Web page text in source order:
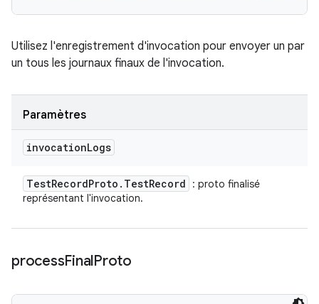
Utilisez l'enregistrement d'invocation pour envoyer un par
un tous les journaux finaux de l'invocation.
Paramètres
invocationLogs
TestRecordProto . TestRecord
: proto finalisé
représentant l'invocation.
processFinalProto